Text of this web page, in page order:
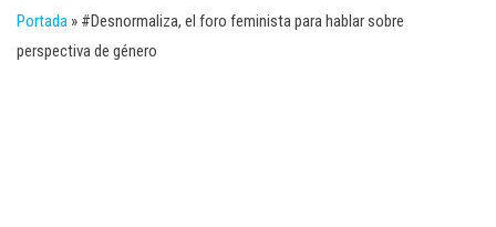
Portada » #Desnormaliza, el foro feminista para hablar sobre
perspectiva de género